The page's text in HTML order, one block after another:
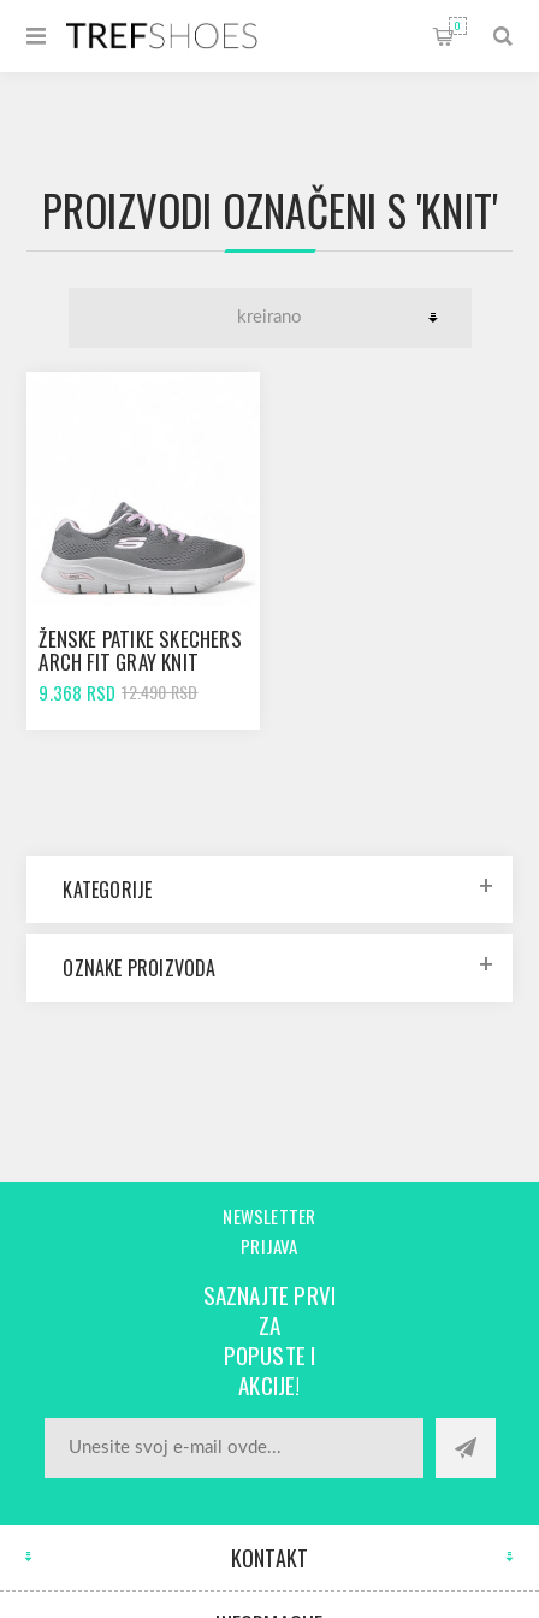
0
PROIZVODI OZNAČENI S 'KNIT'
ŽENSKE PATIKE SKECHERS
ARCH FIT GRAY KNIT
MESH
9.368 RSD 12.490 RSD
KATEGORIJE
OZNAKE PROIZVODA
NEWSLETTER
PRIJAVA
SAZNAJTE PRVI
ZA
POPUSTE I
AKCIJE!
KONTAKT